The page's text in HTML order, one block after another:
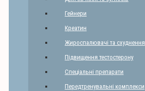
Гейнери
Креатин
Жироспалювачі та схуднення
Підвищення тестостерону
Спеціальні препарати
Передтренувальні комплекси